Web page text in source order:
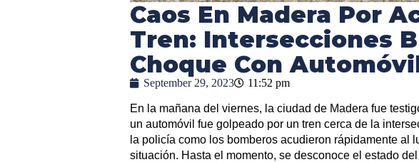
Caos En Madera Por
Tren: Intersecciones
Choque Con
September 29, 2023 11:52 pm
En la mañana del viernes, la ciudad de Madera fue
un automóvil fue golpeado por un tren cerca de la
la policía como los bomberos acudieron rápidamente al
situación. Hasta el momento, se desconoce el estado